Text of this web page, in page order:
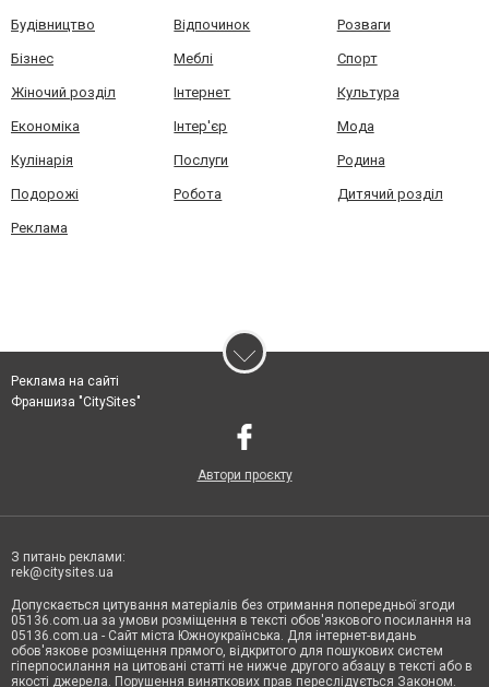
Будівництво Відпочинок Розваги
Бізнес Меблі Спорт
Жіночий розділ Інтернет Культура
Економіка Інтер'єр Мода
Кулінарія Послуги Родина
Подорожі Робота Дитячий розділ
Реклама
Реклама на сайті
Франшиза "CitySites"
Автори проєкту
З питань реклами:
rek@citysites.ua
Допускається цитування матеріалів без отримання попередньої згоди
05136.com.ua за умови розміщення в тексті обов'язкового посилання на
05136.com.ua - Сайт міста Южноукраїнська. Для інтернет-видань
обов'язкове розміщення прямого, відкритого для пошукових систем
гіперпосилання на цитовані статті не нижче другого абзацу в тексті або в
якості джерела. Порушення виняткових прав переслідується Законом.